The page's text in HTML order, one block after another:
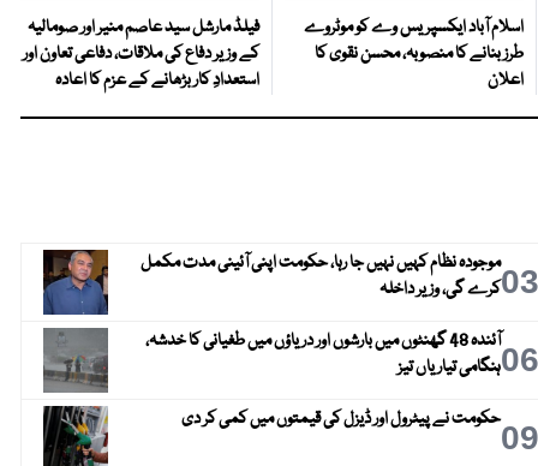
اسلام آباد ایکسپریس وے کو موٹروے
طرز بنانے کا منصوبہ، محسن نقوی کا
اعلان
فیلڈ مارشل سید عاصم منیر اور صومالیہ
کے وزیر دفاع کی ملاقات، دفاعی تعاون اور
استعدادِ کار بڑھانے کے عزم کا اعادہ
03موجودہ نظام کہیں نہیں جا رہا، حکومت اپنی آئینی مدت مکمل
کرے گی، وزیر داخلہ
06
آئندہ 48 گھنٹوں میں بارشوں اور دریاؤں میں طغیانی کا خدشہ،
ہنگامی تیاریاں تیز
09حکومت نے پیٹرول اور ڈیزل کی قیمتوں میں کمی کر دی